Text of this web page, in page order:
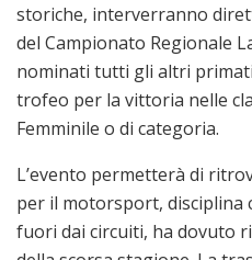
storiche, interverranno
del Campionato Regionale
nominati tutti gli altri
trofeo per la vittoria nelle
Femminile o di categoria.
L’evento permetterà di
per il motorsport, disciplina
fuori dai circuiti, ha dovuto